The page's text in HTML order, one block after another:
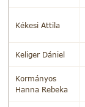
Kékesi Attila
Keliger Dániel
Kormányos
Hanna Rebeka